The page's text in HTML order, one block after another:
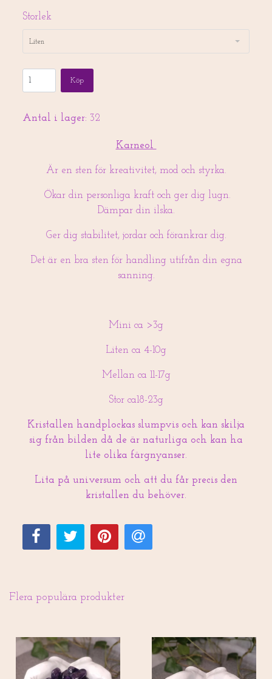
Storlek
Liten
Köp
Antal i lager: 32
Karneol
Är en sten för kreativitet, mod och styrka.
Ökar din personliga kraft och ger dig lugn.
Dämpar din ilska.
Ger dig stabilitet, jordar och förankrar dig.
Det är en bra sten för handling utifrån din egna
sanning.
Mini ca >3g
Liten ca 4-10g
Mellan ca 11-17g
Stor ca18-23g
Kristallen handplockas slumpvis och kan skilja
sig från bilden då de är naturliga och kan ha
lite olika färgnyanser.
Lita på universum och att du får precis den
kristallen du behöver.
Flera populära produkter